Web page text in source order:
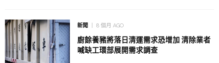
新聞 8 個月 AGO
廚餘養豬將落日清運需求恐增加 清除業者
喊缺工環部展開需求調查